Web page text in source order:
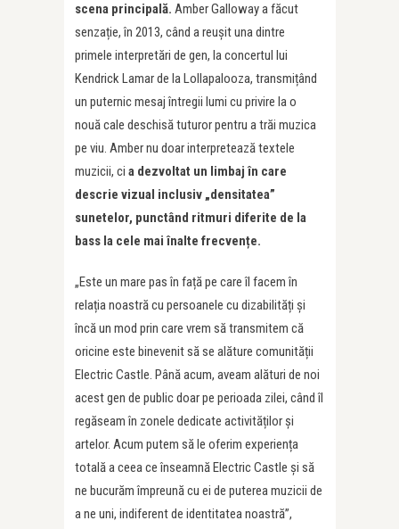
scena principală. Amber Galloway a făcut
senzație, în 2013, când a reușit una dintre
primele interpretări de gen, la concertul lui
Kendrick Lamar de la Lollapalooza, transmițând
un puternic mesaj întregii lumi cu privire la o
nouă cale deschisă tuturor pentru a trăi muzica
pe viu. Amber nu doar interpretează textele
muzicii, ci a dezvoltat un limbaj în care
descrie vizual inclusiv „densitatea”
sunetelor, punctând ritmuri diferite de la
bass la cele mai înalte frecvențe.
„Este un mare pas în față pe care îl facem în
relația noastră cu persoanele cu dizabilități și
încă un mod prin care vrem să transmitem că
oricine este binevenit să se alăture comunității
Electric Castle. Până acum, aveam alături de noi
acest gen de public doar pe perioada zilei, când îl
regăseam în zonele dedicate activităților și
artelor. Acum putem să le oferim experiența
totală a ceea ce înseamnă Electric Castle și să
ne bucurăm împreună cu ei de puterea muzicii de
a ne uni, indiferent de identitatea noastră”,